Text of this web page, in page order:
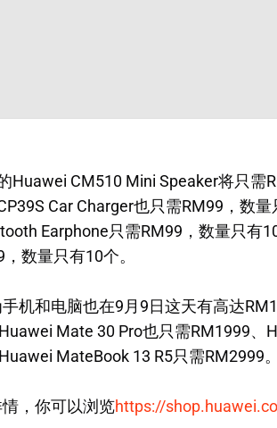
Huawei CM510 Mini Speaker将只需
Car Charger也只需RM99，数
Earphone只需RM99，数量只有
数量只有10个。
机和电脑也在9月9日这天有高达
Mate 30 Pro也只需RM1999、
MateBook 13 R5只需RM2999。
，你可以浏览https://